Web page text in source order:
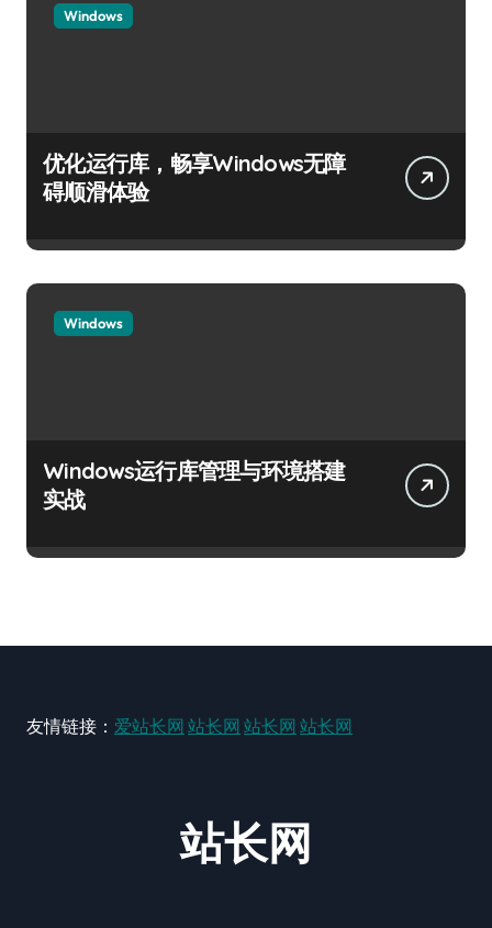
Windows
优化运行库，畅享Windows无障
碍顺滑体验
Windows
Windows运行库管理与环境搭建
实战
友情链接： 爱站长网 站长网 站长网 站长网
站长网